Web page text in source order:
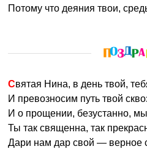
Потому что деяния твои,
Святая Нина, в день твой,
И превозносим путь твой
И о прощении, безустанно,
Ты так священна, так
Дари нам дар свой — верное